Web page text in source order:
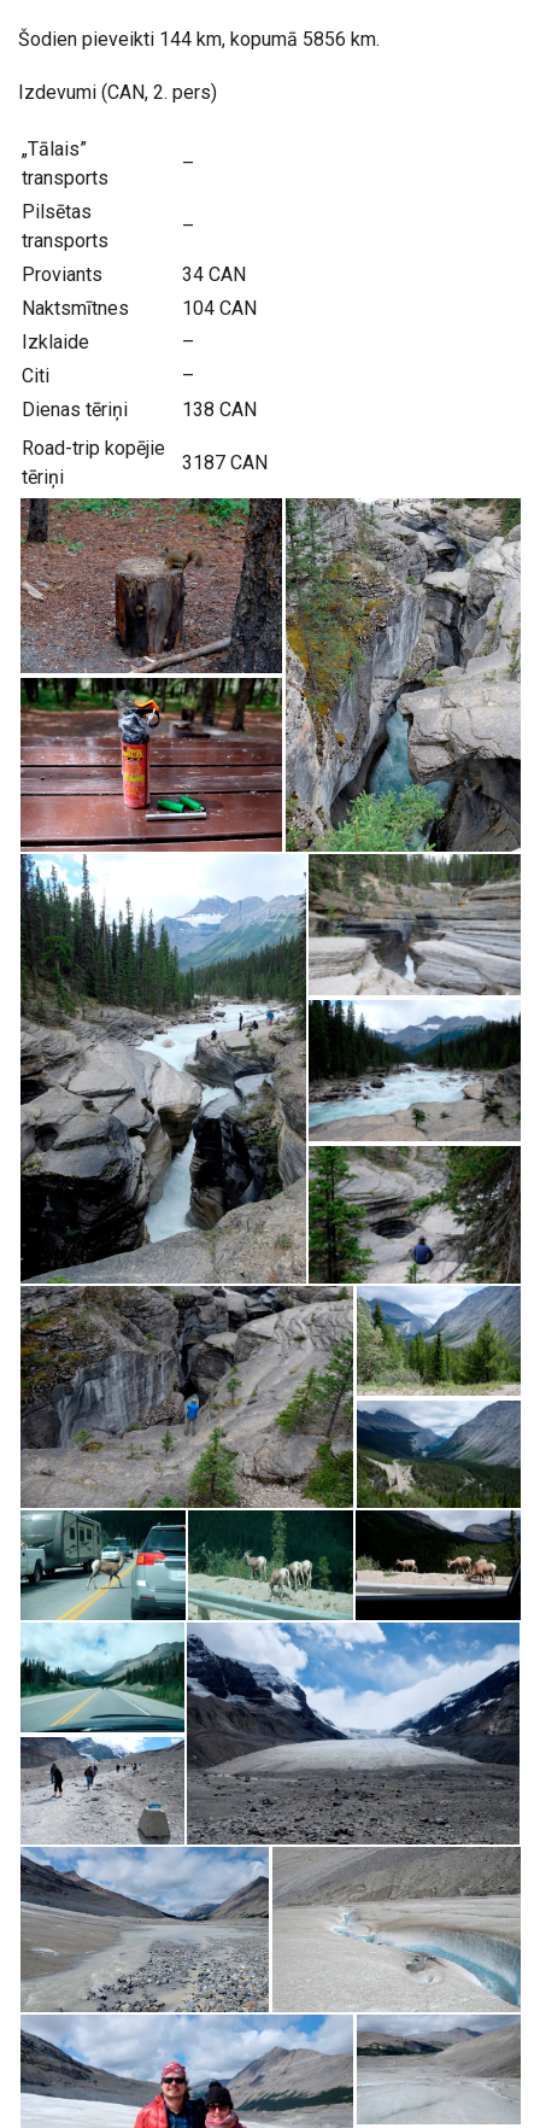
Šodien pieveikti 144 km, kopumā 5856 km.
Izdevumi (CAN, 2. pers)
„Tālais”
transports
–
Pilsētas
transports
–
Proviants
34 CAN
Naktsmītnes
104 CAN
Izklaide
–
Citi
–
Dienas tēriņi
138 CAN
Road-trip kopējie
tēriņi
3187 CAN